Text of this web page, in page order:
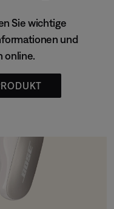
Sie wichtige
und
online.